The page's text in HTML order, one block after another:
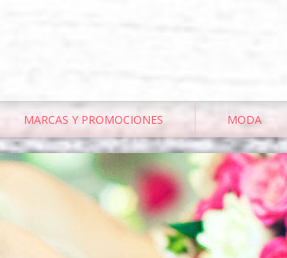
MARCAS Y PROMOCIONES MODA